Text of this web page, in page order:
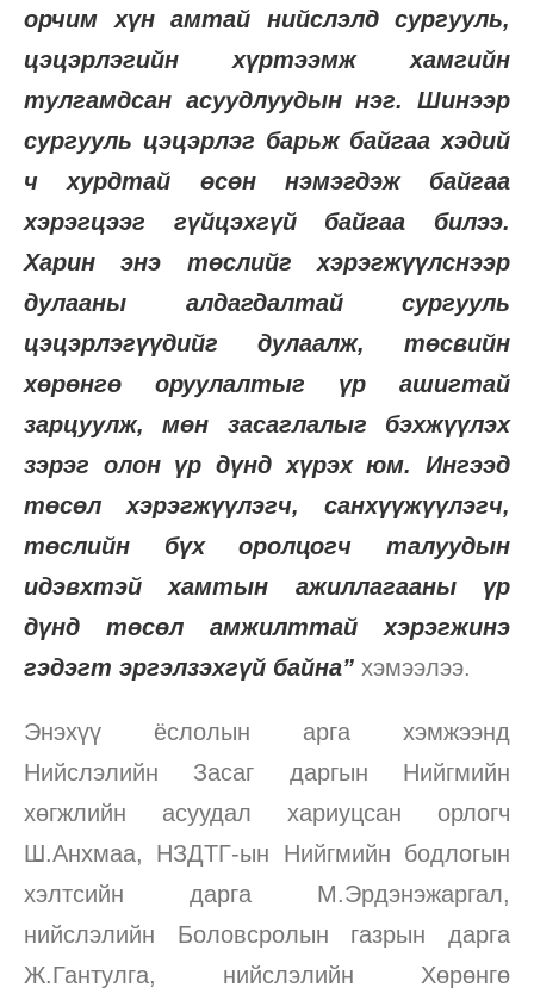
орчим хүн амтай нийслэлд сургууль,
цэцэрлэгийн хүртээмж хамгийн
тулгамдсан асуудлуудын нэг. Шинээр
сургууль цэцэрлэг барьж байгаа хэдий
ч хурдтай өсөн нэмэгдэж байгаа
хэрэгцээг гүйцэхгүй байгаа билээ.
Харин энэ төслийг хэрэгжүүлснээр
дулааны алдагдалтай сургууль
цэцэрлэгүүдийг дулаалж, төсвийн
хөрөнгө оруулалтыг үр ашигтай
зарцуулж, мөн засаглалыг бэхжүүлэх
зэрэг олон үр дүнд хүрэх юм. Ингээд
төсөл хэрэгжүүлэгч, санхүүжүүлэгч,
төслийн бүх оролцогч талуудын
идэвхтэй хамтын ажиллагааны үр
дүнд төсөл амжилттай хэрэгжинэ
гэдэгт эргэлзэхгүй байна” хэмээлээ.
Энэхүү ёслолын арга хэмжээнд
Нийслэлийн Засаг даргын Нийгмийн
хөгжлийн асуудал хариуцсан орлогч
Ш.Анхмаа, НЗДТГ-ын Нийгмийн бодлогын
хэлтсийн дарга М.Эрдэнэжаргал,
нийслэлийн Боловсролын газрын дарга
Ж.Гантулга, нийслэлийн Хөрөнгө